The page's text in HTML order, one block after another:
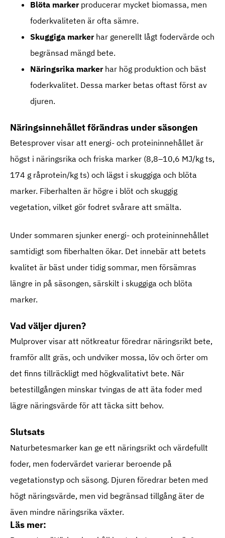
Blöta markerproducerar mycket biomassa, men
foderkvaliteten är ofta sämre.
Skuggiga markerhar generellt lågt fodervärde och
begränsad mängd bete.
Näringsrika markerhar hög produktion och bäst
foderkvalitet. Dessa marker betas oftast först av
djuren.
Näringsinnehållet förändras under säsongen
Betesprover visar att energi- och proteininnehållet är
högst i näringsrika och friska marker (8,8–10,6 MJ/kg ts,
174 g råprotein/kg ts) och lägst i skuggiga och blöta
marker. Fiberhalten är högre i blöt och skuggig
vegetation, vilket gör fodret svårare att smälta.
Under sommaren sjunker energi- och proteininnehållet
samtidigt som fiberhalten ökar. Det innebär att betets
kvalitet är bäst under tidig sommar, men försämras
längre in på säsongen, särskilt i skuggiga och blöta
marker.
Vad väljer djuren?
Mulprover visar att nötkreatur föredrar näringsrikt bete,
framför allt gräs, och undviker mossa, löv och örter om
det finns tillräckligt med högkvalitativt bete. När
betestillgången minskar tvingas de att äta foder med
lägre näringsvärde för att täcka sitt behov.
Slutsats
Naturbetesmarker kan ge ett näringsrikt och värdefullt
foder, men fodervärdet varierar beroende på
vegetationstyp och säsong. Djuren föredrar beten med
högt näringsvärde, men vid begränsad tillgång äter de
även mindre näringsrika växter.
Läs mer: